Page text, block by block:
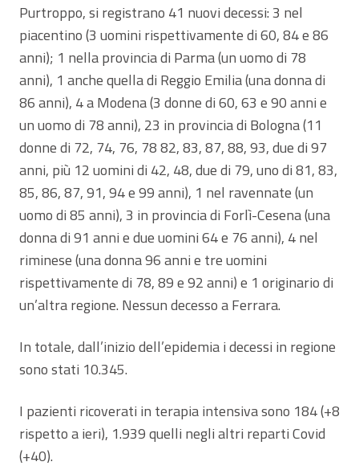
Purtroppo, si registrano 41 nuovi decessi: 3 nel
piacentino (3 uomini rispettivamente di 60, 84 e 86
anni); 1 nella provincia di Parma (un uomo di 78
anni), 1 anche quella di Reggio Emilia (una donna di
86 anni), 4 a Modena (3 donne di 60, 63 e 90 anni e
un uomo di 78 anni), 23 in provincia di Bologna (11
donne di 72, 74, 76, 78 82, 83, 87, 88, 93, due di 97
anni, più 12 uomini di 42, 48, due di 79, uno di 81, 83,
85, 86, 87, 91, 94 e 99 anni), 1 nel ravennate (un
uomo di 85 anni), 3 in provincia di Forlì-Cesena (una
donna di 91 anni e due uomini 64 e 76 anni), 4 nel
riminese (una donna 96 anni e tre uomini
rispettivamente di 78, 89 e 92 anni) e 1 originario di
un’altra regione. Nessun decesso a Ferrara.
In totale, dall’inizio dell’epidemia i decessi in regione
sono stati 10.345.
I pazienti ricoverati in terapia intensiva sono 184 (+8
rispetto a ieri), 1.939 quelli negli altri reparti Covid
(+40).